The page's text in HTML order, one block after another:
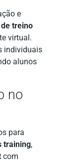
e
treino
virtual.
individuais
alunos
no
para
training,
com